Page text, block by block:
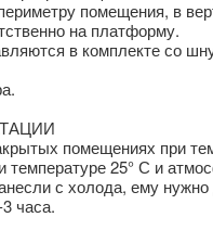
помещения, в
на платформу.
в комплекте со
помещениях при
температуре 25° С и
с холода, ему
часа.